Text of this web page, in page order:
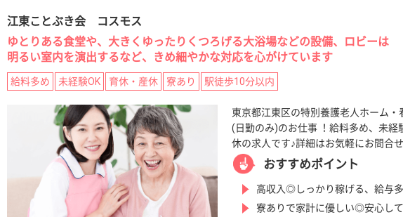
江東ことぶき会 コスモス
ゆとりある食堂や、大きくゆったりくつろげる大浴場などの設備、ロビーは
明るい室内を演出するなど、きめ細やかな対応を心がけています
給料多め 未経験OK 育休・産休 寮あり 駅徒歩10分以内
東京都江東区の特別養護老人ホーム・
(日勤のみ)のお仕事 ！給料多め、未経
休の求人です♪詳細はお気軽にお問合
おすすめポイント
高収入◎しっかり稼げる、給与
寮ありで家計に優しい◎安心し